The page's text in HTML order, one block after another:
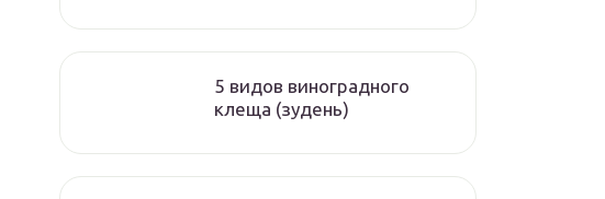
5 видов виноградного
клеща (зудень)